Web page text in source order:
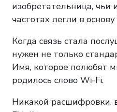
изобретательница, чьи
частотах легли в
Когда связь стала
нужен не только
Имя, которое полюбят
родилось слово Wi-Fi.
Никакой расшифровки,